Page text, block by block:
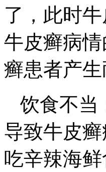
了，此时
牛皮癣病
癣患者产生
饮食不当
导致牛皮
吃辛辣海